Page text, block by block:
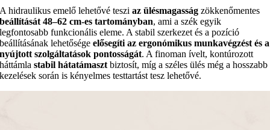
A hidraulikus emelő lehetővé tesziaz ülésmagasság zökkenőmentes
beállítását 48–62 cm-es tartományban, ami a szék egyik
legfontosabb funkcionális eleme. A stabil szerkezet és a pozíció
beállításának lehetőségeelősegíti az ergonómikus munkavégzést és a
nyújtott szolgáltatások pontosságát. A finoman ívelt, kontúrozott
háttámlastabil hátatámasztbiztosít, míg a széles ülés még a hosszabb
kezelések során is kényelmes testtartást tesz lehetővé.